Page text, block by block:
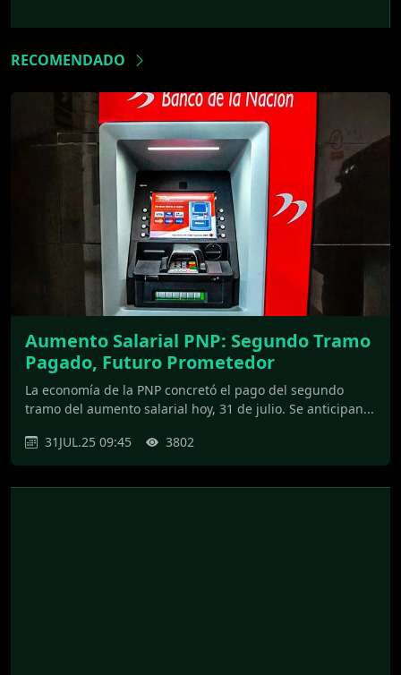
RECOMENDADO
Aumento Salarial PNP: Segundo Tramo
Pagado, Futuro Prometedor
La economía de la PNP concretó el pago del segundo
tramo del aumento salarial hoy, 31 de julio. Se anticipan...
31JUL.25 09:45
3802